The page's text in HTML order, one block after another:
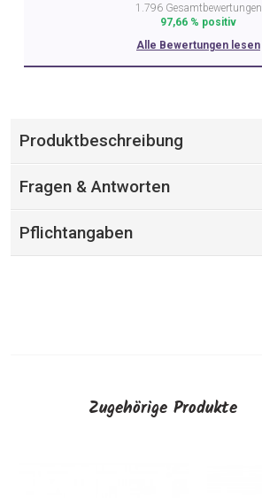
1.796 Gesamtbewertungen
97,66 % positiv
Alle Bewertungen lesen
Produktbeschreibung
Fragen & Antworten
Pflichtangaben
Zugehörige Produkte